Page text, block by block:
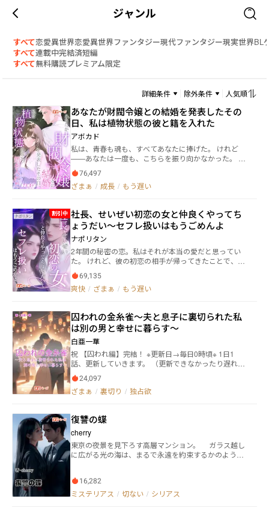
ジャンル
すべて恋愛異世界恋愛異世界ファンタジー現代ファンタジー現実世界BL
すべて連載中完結済短編
すべて無料購読プレミアム限定
詳細条件 除外条件 人気順
あなたが財閥令嬢との結婚を発表したその
日、私は植物状態の彼と籍を入れた
アボカド
私は、青春も魂も、すべてあなたに捧げた。 けれど
——あなたは一度も、こちらを振り向かなかった。 水
城梨絵は、五年の歳月をかけて鳴川英治を塵の中から
神壇の上へと押し上げた。 だが、彼が別の女と盛大な
結婚式を挙げたニュースを目にした瞬間、梨絵の中
間は彼女を「堕落した女」と罵った。 それでも梨絵が
望んだのは、ただ——嵐のような過去から離れた、穏
やかな安らぎだけだった。 やがて、すべてを失った元
恋人が真実に気づき、彼女の屋敷の門前で、狂おしい
ほどの懺悔を叫ぶ。 冷たい雨の中、梨絵は傘を差し、
氷のように澄んだ瞳で彼を見下ろして告げる。 「鳴川
さん——あなたの声は、もう私には届かないの。」
76,497
ざまぁ / 成長 / もう遅い
割引中 社長、せいぜい初恋の女と仲良くやってち
ょうだい～セフレ扱いはもうごめんよ
ナポリタン
2年間の秘密の恋。私はそれが本当の愛だと思ってい
た。 けれど、彼の初恋の相手が帰ってきたことで、全
てが崩れ去った。 彼は私に対して公然とひざまずき、
謝罪を強制し、彼女がどれほど私を苦しめても黙って
耐えることを強いられた。 事故現場では、迷うことな
の痕跡を消し去り、完全に姿を消した。 それから、彼
は狂ったように私を探し続け、悔いに満ちて病んでい
った。 しかし社長、今の私はあなたの顔を見るだけで
も吐き気がするわ。
69,135
爽快 / ざまぁ / もう遅い
囚われの金糸雀～夫と息子に裏切られた私
は別の男と幸せに暮らす～
白亜一華
祝 【囚われ編】完結！ ※更新日→毎日0時頃※ 1日1
話、更新していきます。 （更新できなかったり遅れた
りしたら申し訳ございません） 表紙は鋭意制作中の
為、突然変わります。 ◆◆◆◆◆ 「俺だけの金糸雀。
今日も私の腕の中で啼いてくれ。」 小さな劇場の舞台
司、霧生浩介と施設で育った神無月璃子。 しかし璃子
の人生はそこから壊れ始める。 璃子に異常なまでの執
着をみせる浩介は、璃子を手に入れてから屋敷の中で
大切に守っていた。 そして璃子は外の世界と隔離され
七年間の結婚生活を送っていた。 何も疑問に思わなか
られる愛を疑わなかった。 しかし璃子が夫と息子にサ
プライズをする為に黙って街に出た日、街頭モニター
から幸せそうな結婚式を挙げる夫であるはずの霧生浩
24,097
ざまぁ / 裏切り / 独占欲
復讐の蝶
cherry
東京の夜景を見下ろす高層マンション。 ガラス越し
に広がる光の海は、まるで永遠を約束するかのように
に向かないの？」 美緒《みお》は、寝室で穏やかに
眠る夫・蓮司《れんじ》を見つめながら、胸の奥に押
16,282
ミステリアス / 切ない / シリアス